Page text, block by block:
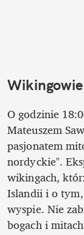
O godzinie
Mateuszem
pasjonatem
nordyckie".
wikingach,
Islandii i o
wyspie. Nie
bogach i